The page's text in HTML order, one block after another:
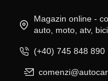
Magazin online -
auto, moto, atv,
(+40) 745 848 890